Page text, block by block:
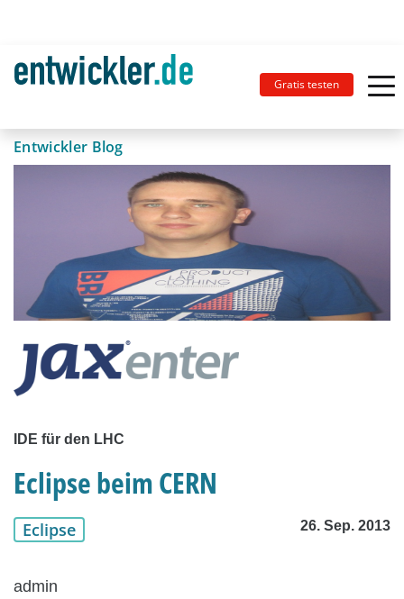
Gratis testen
Entwickler Blog
IDE für den LHC
Eclipse beim CERN
Eclipse 26. Sep. 2013
admin